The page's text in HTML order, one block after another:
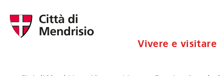
Vivere e visitare